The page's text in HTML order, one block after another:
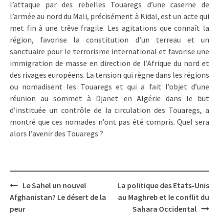
l’attaque par des rebelles Touaregs d’une caserne de
l’armée au nord du Mali, précisément à Kidal, est un acte qui
met fin à une trêve fragile. Les agitations que connaît la
région, favorise la constitution d’un terreau et un
sanctuaire pour le terrorisme international et favorise une
immigration de masse en direction de l’Afrique du nord et
des rivages européens. La tension qui règne dans les régions
ou nomadisent les Touaregs et qui a fait l’objet d’une
réunion au sommet à Djanet en Algérie dans le but
d’instituée un contrôle de la circulation des Touaregs, a
montré que ces nomades n’ont pas été compris. Quel sera
alors l’avenir des Touaregs ?
Post
navigation
Le Sahel un nouvel
Afghanistan? Le désert de la
peur
La politique des Etats-Unis
au Maghreb et le conflit du
Sahara Occidental